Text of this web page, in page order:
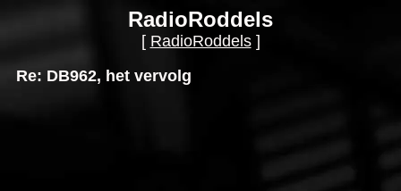
RadioRoddels
[ RadioRoddels]
Re: DB962, het vervolg